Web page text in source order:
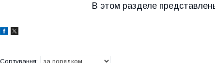
В этом разделе